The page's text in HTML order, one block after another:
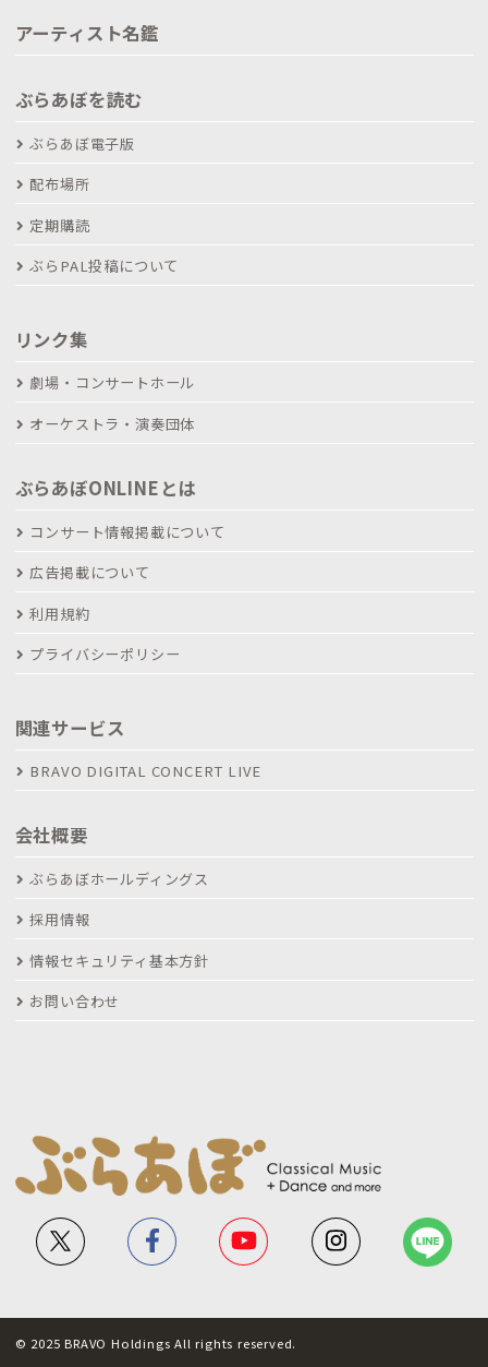
アーティスト名鑑
ぶらあぼを読む
ぶらあぼ電子版
配布場所
定期購読
ぶらPAL投稿について
リンク集
劇場・コンサートホール
オーケストラ・演奏団体
ぶらあぼONLINEとは
コンサート情報掲載について
広告掲載について
利用規約
プライバシーポリシー
関連サービス
BRAVO DIGITAL CONCERT LIVE
会社概要
ぶらあぼホールディングス
採用情報
情報セキュリティ基本方針
お問い合わせ
© 2025 BRAVO Holdings All rights reserved.